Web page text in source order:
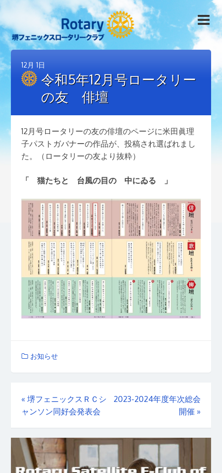
12月 1日
令和5年12月号ロータリー
の友 俳壇
12月号ロータリーの友の俳壇のページに米田眞理
子パストガバナーの作品が、投稿され選ばれまし
た。（ロータリーの友より抜粋）
「 猫たちと 台風の目の 中にゐる 」
お知らせ
« 堺フェニックスＲＣシ
ャンソン同好会発表会
2023-2024年度年次総会
開催 »